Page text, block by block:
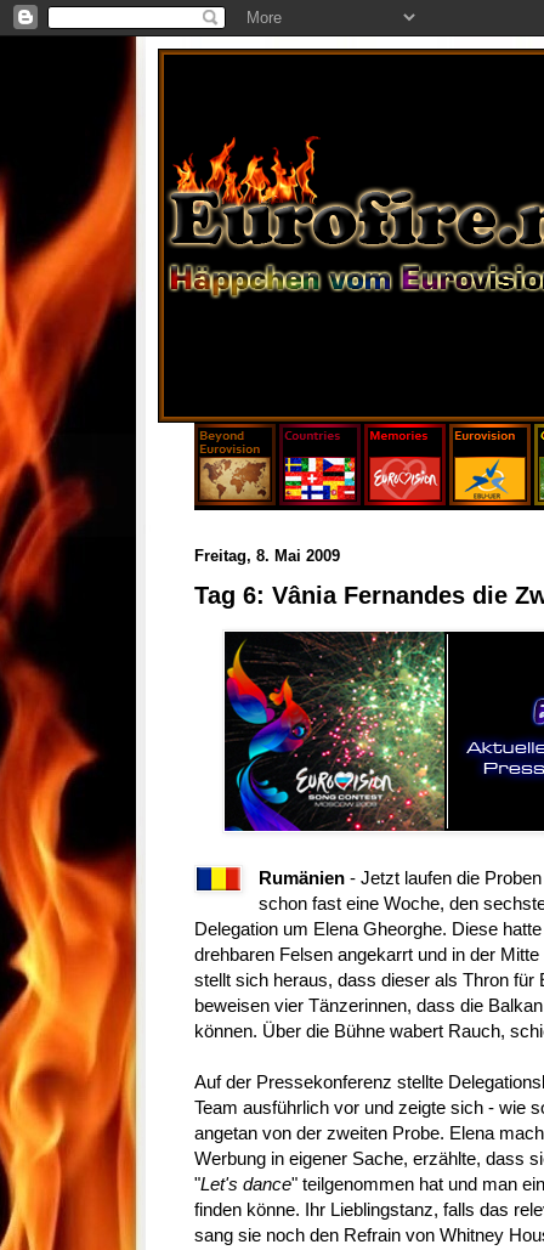
Freitag, 8. Mai 2009
Tag 6: Vânia Fernandes die
Rumänien - Jetzt laufen die
schon fast eine Woche, den
Delegation um Elena Gheorghe. Diese
drehbaren Felsen angekarrt und in der
stellt sich heraus, dass dieser als Thron für
beweisen vier Tänzerinnen, dass die
können. Über die Bühne wabert Rauch,
Auf der Pressekonferenz stellte
Team ausführlich vor und zeigte sich - wie
angetan von der zweiten Probe. Elena
Werbung in eigener Sache, erzählte, dass
"Let's dance" teilgenommen hat und man
finden könne. Ihr Lieblingstanz, falls das
sang sie noch den Refrain von Whitney